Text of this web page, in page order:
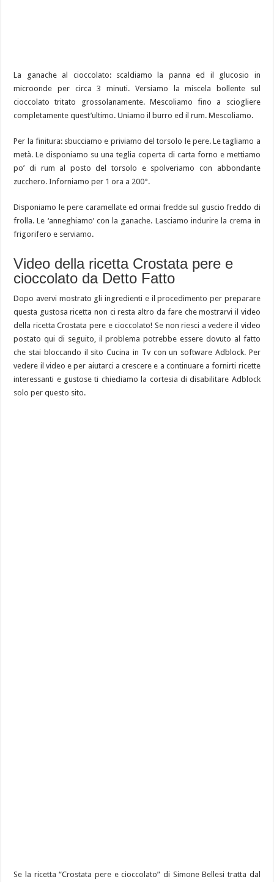
La ganache al cioccolato: scaldiamo la panna ed il glucosio in
microonde per circa 3 minuti. Versiamo la miscela bollente sul
cioccolato tritato grossolanamente. Mescoliamo fino a sciogliere
completamente quest’ultimo. Uniamo il burro ed il rum. Mescoliamo.
Per la finitura: sbucciamo e priviamo del torsolo le pere. Le tagliamo a
metà. Le disponiamo su una teglia coperta di carta forno e mettiamo
po’ di rum al posto del torsolo e spolveriamo con abbondante
zucchero. Inforniamo per 1 ora a 200°.
Disponiamo le pere caramellate ed ormai fredde sul guscio freddo di
frolla. Le ‘anneghiamo’ con la ganache. Lasciamo indurire la crema in
frigorifero e serviamo.
Video della ricetta Crostata pere e
cioccolato da Detto Fatto
Dopo avervi mostrato gli ingredienti e il procedimento per preparare
questa gustosa ricetta non ci resta altro da fare che mostrarvi il video
della ricetta Crostata pere e cioccolato! Se non riesci a vedere il video
postato qui di seguito, il problema potrebbe essere dovuto al fatto
che stai bloccando il sito Cucina in Tv con un software Adblock. Per
vedere il video e per aiutarci a crescere e a continuare a fornirti ricette
interessanti e gustose ti chiediamo la cortesia di disabilitare Adblock
solo per questo sito.
Se la ricetta “Crostata pere e cioccolato” di Simone Bellesi tratta dal